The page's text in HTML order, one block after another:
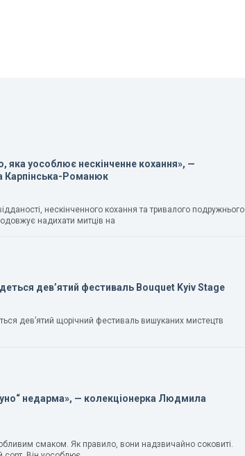
яка уособлює нескінченне кохання», —
Карпінська-Романюк
нескінченного кохання та тривалого подружнього
надихати митців на
дев’ятий фестиваль Bouquet Kyiv Stage
дев’ятий щорічний фестиваль вишуканих мистецтв
недарма», — колекціонерка Людмила
смаком. Як правило, вони надзвичайно соковиті.